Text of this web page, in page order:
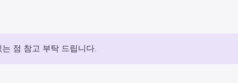
점 참고 부탁 드립니다.